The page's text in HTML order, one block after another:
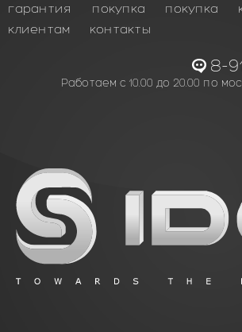
гарантия
покупка покупка
клиентам
контакты
8-
Работаем с 10.00 до 20.00 по